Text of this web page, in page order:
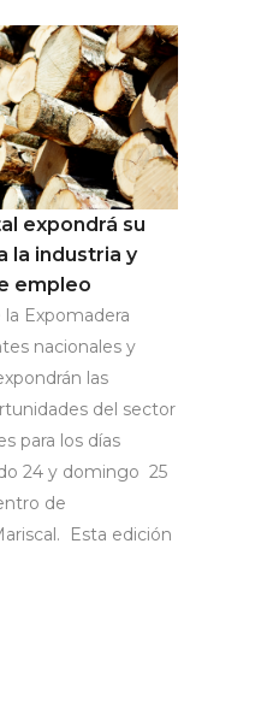
expondrá su
la industria y
empleo
Expomadera
nacionales y
las
del sector
para los días
24 y domingo 25
de
Esta edición